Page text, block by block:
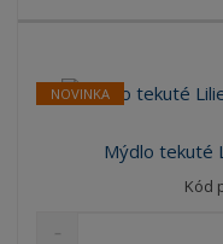
NOVINKA
Mýdlo tekuté
Kód